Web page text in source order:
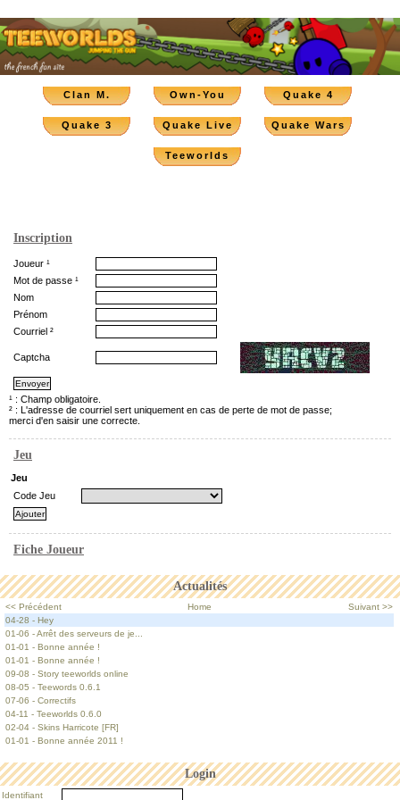
Clan M. Own-You Quake 4
Quake 3 Quake Live Quake Wars
Teeworlds
Actualités
<< Précédent Home
Suivant >>
04-28 - Hey
01-06 - Arrêt des serveurs de je...
01-01 - Bonne année !
01-01 - Bonne année !
09-08 - Story teeworlds online
08-05 - Teewords 0.6.1
07-06 - Correctifs
04-11 - Teeworlds 0.6.0
02-04 - Skins Harricote [FR]
01-01 - Bonne année 2011 !
Login
Identifiant
Inscription
Joueur ¹
Mot de passe ¹
Nom
Prénom
Courriel ²
Captcha
¹ : Champ obligatoire.
² : L'adresse de courriel sert uniquement en cas de perte de mot de passe;
merci d'en saisir une correcte.
Jeu
Jeu
Code Jeu
Fiche Joueur